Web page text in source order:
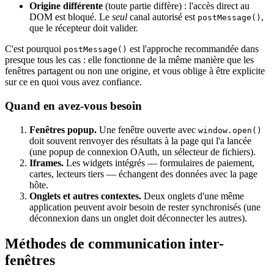
Origine différente (toute partie diffère) : l'accès direct au
DOM est bloqué. Le seul canal autorisé est postMessage() ,
que le récepteur doit valider.
C'est pourquoi postMessage() est l'approche recommandée dans
presque tous les cas : elle fonctionne de la même manière que les
fenêtres partagent ou non une origine, et vous oblige à être explicite
sur ce en quoi vous avez confiance.
Quand en avez-vous besoin
Fenêtres popup. Une fenêtre ouverte avec window.open()
doit souvent renvoyer des résultats à la page qui l'a lancée
(une popup de connexion OAuth, un sélecteur de fichiers).
Iframes. Les widgets intégrés — formulaires de paiement,
cartes, lecteurs tiers — échangent des données avec la page
hôte.
Onglets et autres contextes. Deux onglets d'une même
application peuvent avoir besoin de rester synchronisés (une
déconnexion dans un onglet doit déconnecter les autres).
Méthodes de communication inter-
fenêtres